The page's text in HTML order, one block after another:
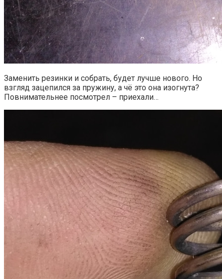
Заменить резинки и собрать, будет лучше нового. Но
взгляд зацепился за пружину, а чё это она изогнута?
Повнимательнее посмотрел – приехали…